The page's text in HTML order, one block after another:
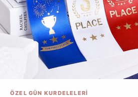
ÖZEL GÜN KURDELELERI